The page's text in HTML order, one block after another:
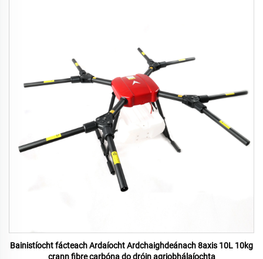
Bainistíocht fácteach Ardaíocht Ardchaighdeánach 8axis 10L 10kg
crann fibre carbóna do dróin agriobhálaíochta